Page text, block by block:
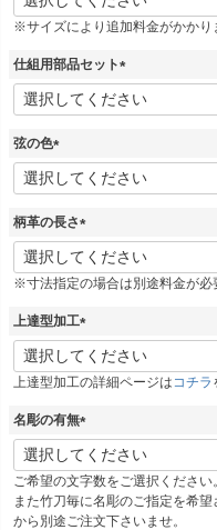
必
須
※サイズにより追加料金がかかり
仕組用部品セット
(
必
弦の色
(
必
)
柄革の長さ
(
必
須
※寸法指定の場合は別途料金が必
上達型加工
(
必
須
上達型加工の詳細ページは コチラ
名彫の有無
(
必
須
)
ご希望の文字数をご選択ください。
また竹刀毎に名彫のご指定を希
から別途ご注文下さいませ。